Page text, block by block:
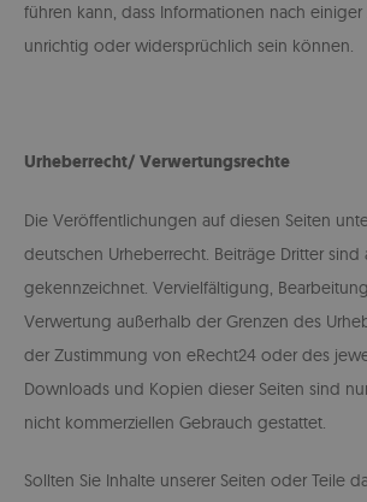
führen kann, dass Informationen nach einiger
unrichtig oder widersprüchlich sein können.
Urheberrecht/ Verwertungsrechte
Die Veröffentlichungen auf diesen Seiten
deutschen Urheberrecht. Beiträge Dritter sind
gekennzeichnet. Vervielfältigung,
Verwertung außerhalb der Grenzen des
der Zustimmung von eRecht24 oder des
Downloads und Kopien dieser Seiten sind
nicht kommerziellen Gebrauch gestattet.
Sollten Sie Inhalte unserer Seiten oder Teile